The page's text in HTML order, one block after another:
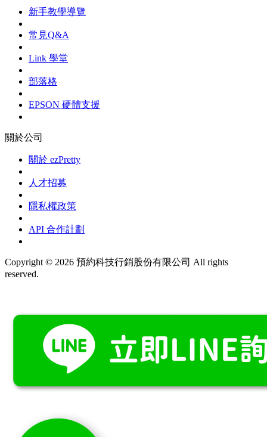
新手教學導覽
常見Q&A
Link 學堂
部落格
EPSON 硬體支援
關於公司
關於 ezPretty
人才招募
隱私權政策
API 合作計劃
Copyright © 2026 預約科技行銷股份有限公司 All rights
reserved.